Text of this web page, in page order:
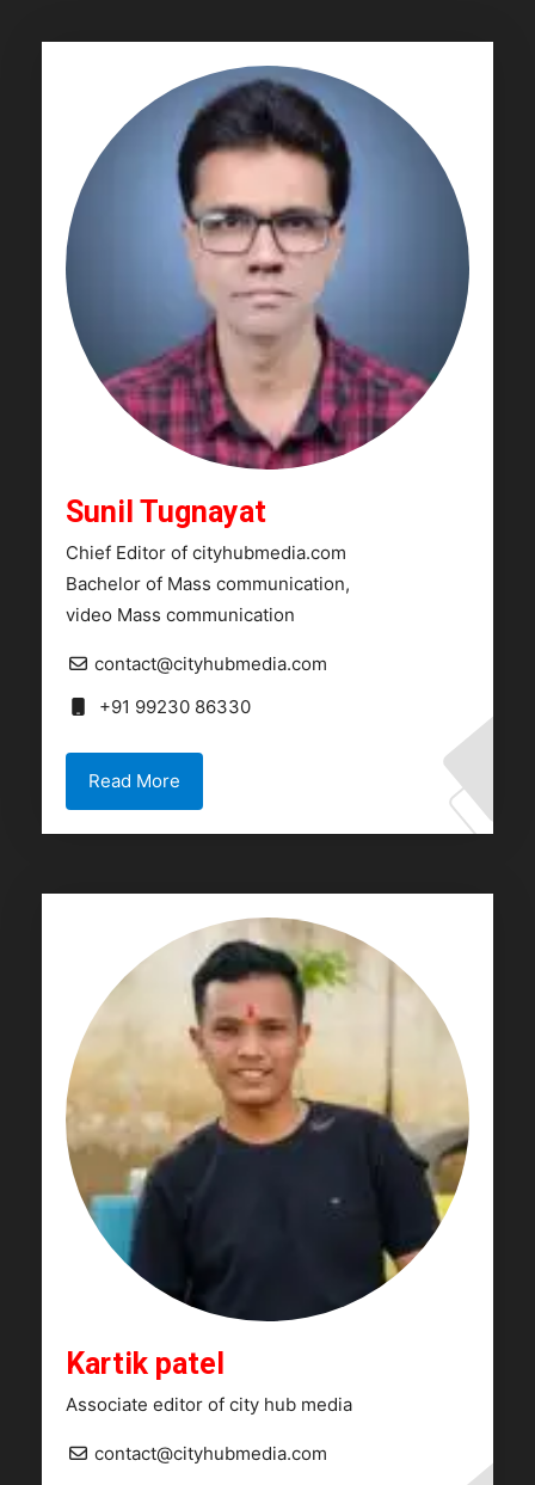
Sunil Tugnayat
Chief Editor of cityhubmedia.com
Bachelor of Mass communication,
video Mass communication
contact@cityhubmedia.com
+91 99230 86330
Read More
Kartik patel
Associate editor of city hub media
contact@cityhubmedia.com